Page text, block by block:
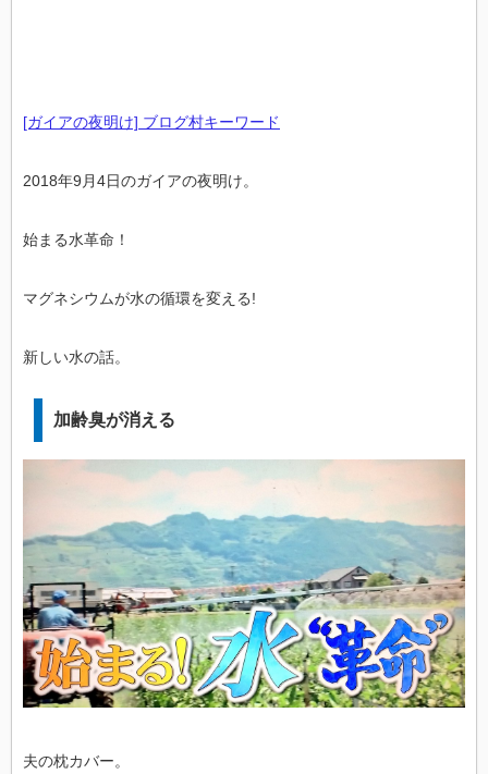
[ガイアの夜明け] ブログ村キーワード
2018年9月4日のガイアの夜明け。
始まる水革命！
マグネシウムが水の循環を変える!
新しい水の話。
加齢臭が消える
夫の枕カバー。